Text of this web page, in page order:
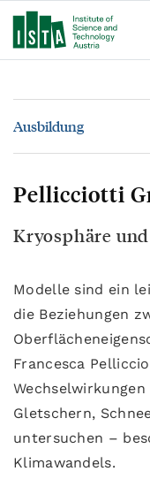
Ausbildung
Pellicciotti
Kryosphäre
Modelle sind ein
die Beziehungen
Francesca
Gletschern,
untersuchen –
Klimawandels.